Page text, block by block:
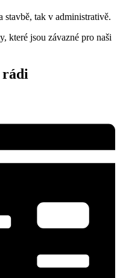
stavbě, tak v administrativě.
které jsou závazné pro naši
rádi